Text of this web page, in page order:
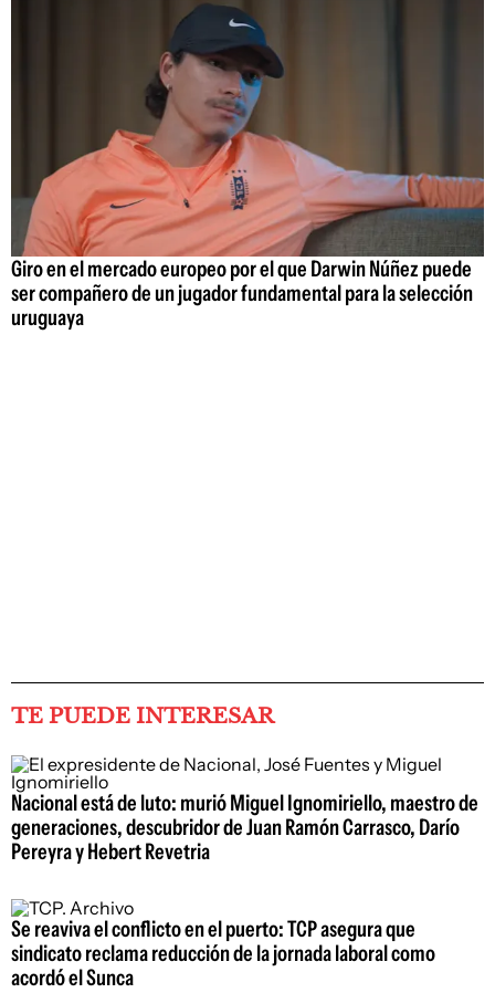
Giro en el mercado europeo por el que Darwin Núñez puede
ser compañero de un jugador fundamental para la selección
uruguaya
TE PUEDE INTERESAR
Nacional está de luto: murió Miguel Ignomiriello, maestro de
generaciones, descubridor de Juan Ramón Carrasco, Darío
Pereyra y Hebert Revetria
Se reaviva el conflicto en el puerto: TCP asegura que
sindicato reclama reducción de la jornada laboral como
acordó el Sunca